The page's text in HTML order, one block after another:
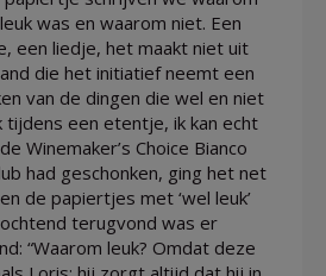
was en waarom niet. Een
een liedje, het maakt niet uit
die het initiatief neemt een
van de dingen die wel en niet
tijdens een etentje, ik kan echt
Winemaker’s Choice Bianco
had geschonken, ging het net
de papiertjes met ‘wel leuk’
terugvond was er
“Waarom leuk? Omdat deze